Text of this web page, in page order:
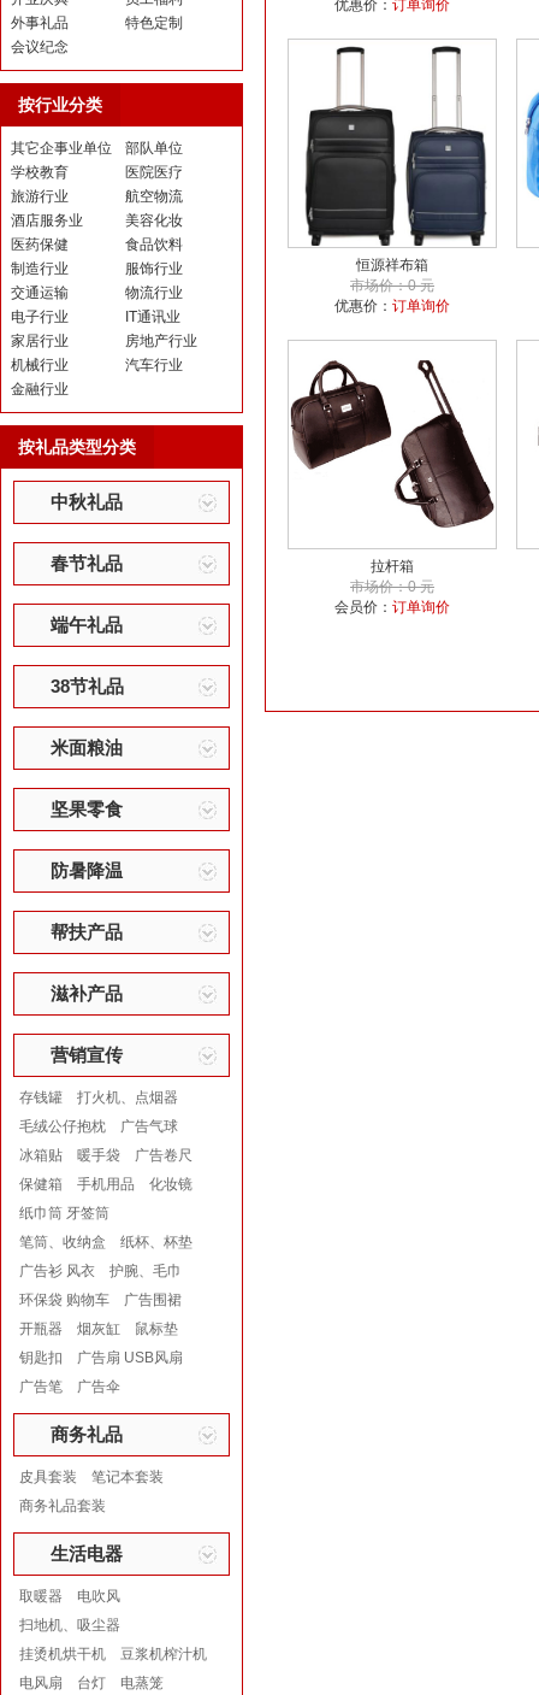
外事礼品
特色定制
会议纪念
按行业分类
其它企事业单位
部队单位
学校教育
医院医疗
旅游行业
航空物流
酒店服务业
美容化妆
医药保健
食品饮料
制造行业
服饰行业
交通运输
物流行业
电子行业
IT通讯业
家居行业
房地产行业
机械行业
汽车行业
金融行业
按礼品类型分类
中秋礼品
春节礼品
端午礼品
38节礼品
米面粮油
坚果零食
防暑降温
帮扶产品
滋补产品
营销宣传
存钱罐
打火机、点烟器
毛绒公仔抱枕
广告气球
冰箱贴
暖手袋
广告卷尺
保健箱
手机用品
化妆镜
纸巾筒 牙签筒
笔筒、收纳盒
纸杯、杯垫
广告衫 风衣
护腕、毛巾
环保袋 购物车
广告围裙
开瓶器
烟灰缸
鼠标垫
钥匙扣
广告扇 USB风扇
广告笔
广告伞
商务礼品
皮具套装
笔记本套装
商务礼品套装
生活电器
取暖器
电吹风
扫地机、吸尘器
挂烫机烘干机
豆浆机榨汁机
电风扇
台灯
电蒸笼
优惠价： 订单询价
恒源祥布箱
市场价：0 元
优惠价： 订单询价
拉杆箱
市场价：0 元
会员价： 订单询价